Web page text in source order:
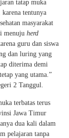
tatap muka
tentunya
masyarakat
menuju herd
guru dan siswa
dan luring yang
diterima demi
yang utama.”
2 Tanggul.
terbatas terus
Jawa Timur
dua kali dalam
pelajaran tanpa